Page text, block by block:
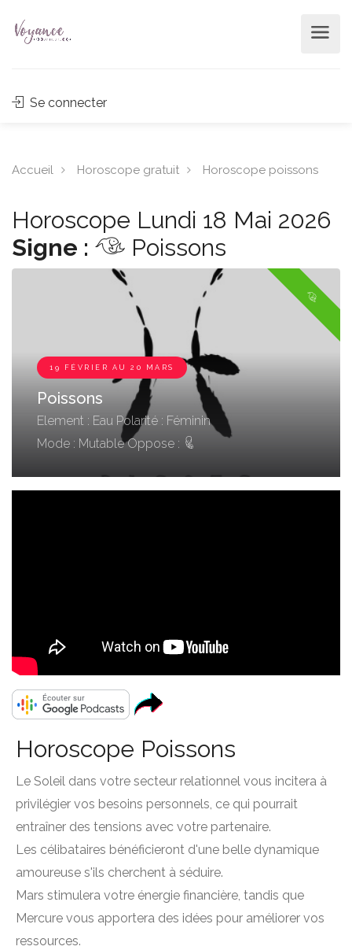
Se connecter
Accueil Horoscope gratuit Horoscope poissons
Horoscope Lundi 18 Mai 2026
Signe :
Poissons
19 FÉVRIER AU 20 MARS
Poissons
Element : Eau Polarité : Féminin
Mode : Mutable Oppose :
Horoscope Poissons
Le Soleil dans votre secteur relationnel vous incitera à
privilégier vos besoins personnels, ce qui pourrait
entraîner des tensions avec votre partenaire.
Les célibataires bénéficieront d'une belle dynamique
amoureuse s'ils cherchent à séduire.
Mars stimulera votre énergie financière, tandis que
Mercure vous apportera des idées pour améliorer vos
ressources.